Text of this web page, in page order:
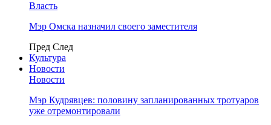
Власть
Мэр Омска назначил своего заместителя
Пред След
Культура
Новости
Новости
Мэр Кудрявцев: половину запланированных тротуаров
уже отремонтировали